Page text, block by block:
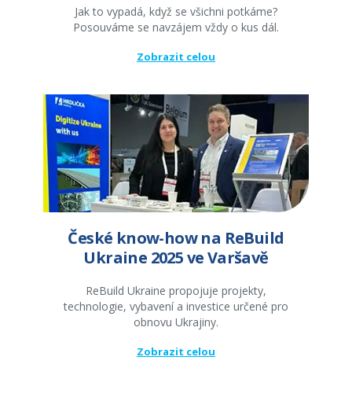
Jak to vypadá, když se všichni potkáme?
Posouváme se navzájem vždy o kus dál.
Zobrazit celou
České know-how na ReBuild
Ukraine 2025 ve Varšavě
ReBuild Ukraine propojuje projekty,
technologie, vybavení a investice určené pro
obnovu Ukrajiny.
Zobrazit celou